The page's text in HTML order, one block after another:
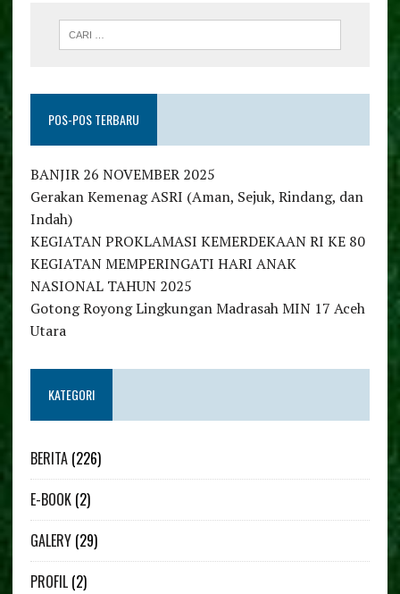
POS-POS TERBARU
BANJIR 26 NOVEMBER 2025
Gerakan Kemenag ASRI (Aman, Sejuk, Rindang, dan
Indah)
KEGIATAN PROKLAMASI KEMERDEKAAN RI KE 80
KEGIATAN MEMPERINGATI HARI ANAK
NASIONAL TAHUN 2025
Gotong Royong Lingkungan Madrasah MIN 17 Aceh
Utara
KATEGORI
BERITA(226)
E-BOOK(2)
GALERY(29)
PROFIL(2)